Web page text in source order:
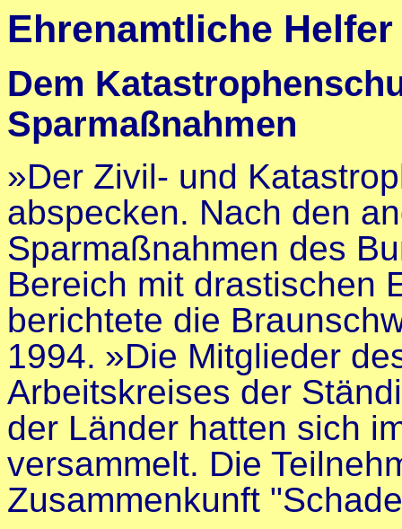
Ehrenamtliche
Dem
Sparmaßnahmen
»Der Zivil- und
abspecken. Nach den
Sparmaßnahmen des
Bereich mit drastischen
berichtete die
1994. »Die Mitglieder
Arbeitskreises der
der Länder hatten sich
versammelt. Die
Zusammenkunft